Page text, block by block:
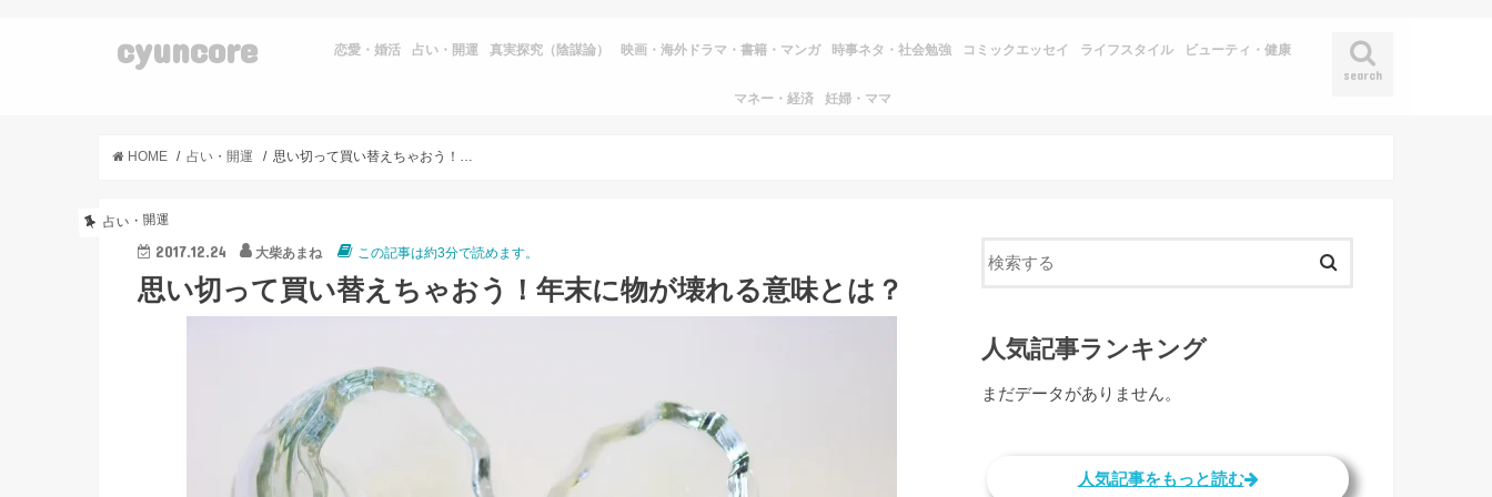
cyuncore
search
恋愛・婚活 占い・開運 真実探究（陰謀論） 映画・海外ドラマ・書籍・マンガ 時事ネタ・社会勉強 コミックエッセイ ライフスタイル ビューティ・健康
マネー・経済 妊婦・ママ
HOME 占い・開運
占い・開運
2017.12.24 大柴あまね この記事は約3分で読めます。
思い切って買い替えちゃおう！年末に物が壊れる意味とは？
人気記事ランキング
まだデータがありません。
人気記事をもっと読む